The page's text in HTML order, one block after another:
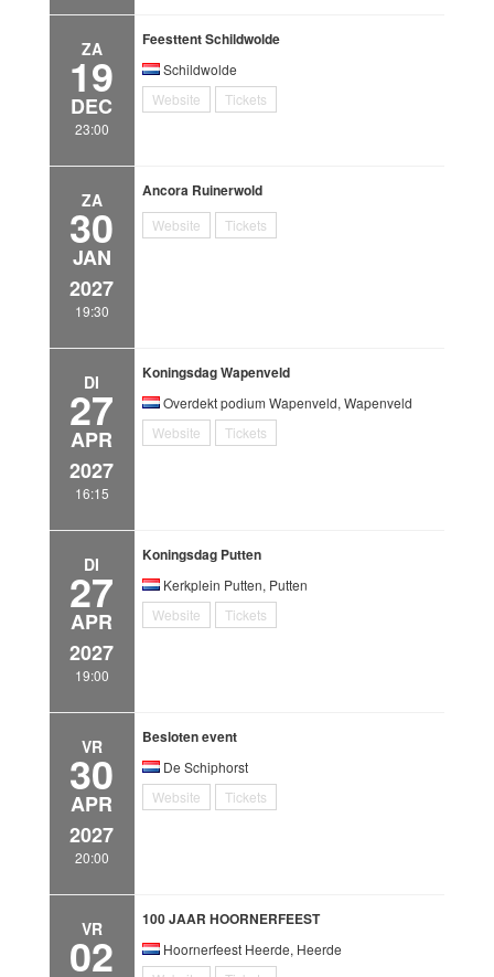
ZA
19
DEC
23:00
Feesttent Schildwolde
Schildwolde
Website
Tickets
ZA
30
JAN
2027
19:30
Ancora Ruinerwold
Website Tickets
DI
27
APR
2027
16:15
Koningsdag Wapenveld
Overdekt podium Wapenveld, Wapenveld
Website
Tickets
DI
27
APR
2027
19:00
Koningsdag Putten
Kerkplein Putten, Putten
Website
Tickets
VR
30
APR
2027
20:00
Besloten event
De Schiphorst
Website
Tickets
VR
02
100 JAAR HOORNERFEEST
Hoornerfeest Heerde, Heerde